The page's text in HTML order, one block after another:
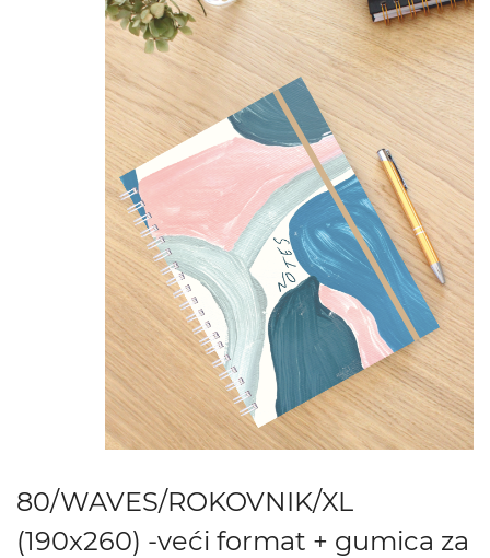
80/WAVES/ROKOVNIK/XL
(190x260) -veći format + gumica za